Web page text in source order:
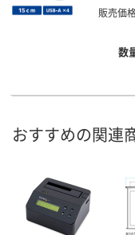
販売価格
数
おすすめの関連